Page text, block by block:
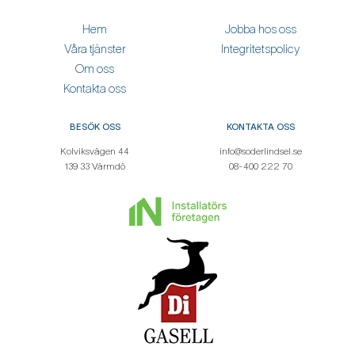
Hem
Våra tjänster
Om oss
Kontakta oss
Jobba hos oss
Integritetspolicy
BESÖK OSS
Kolviksvägen 44
139 33 Värmdö
KONTAKTA OSS
info@soderlindsel.se
08-400 222 70